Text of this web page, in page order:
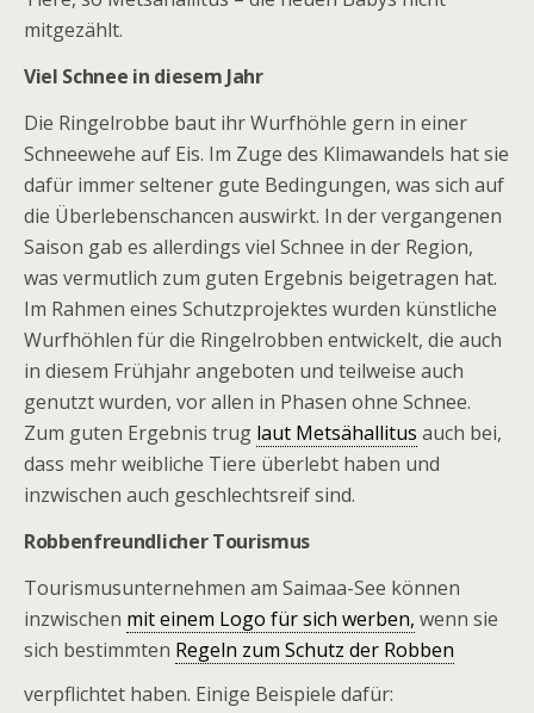
mitgezählt.
Viel Schnee in diesem Jahr
Die Ringelrobbe baut ihr Wurfhöhle gern in einer
Schneewehe auf Eis. Im Zuge des Klimawandels hat sie
dafür immer seltener gute Bedingungen, was sich auf
die Überlebenschancen auswirkt. In der vergangenen
Saison gab es allerdings viel Schnee in der Region,
was vermutlich zum guten Ergebnis beigetragen hat.
Im Rahmen eines Schutzprojektes wurden künstliche
Wurfhöhlen für die Ringelrobben entwickelt, die auch
in diesem Frühjahr angeboten und teilweise auch
genutzt wurden, vor allen in Phasen ohne Schnee.
Zum guten Ergebnis trug laut Metsähallitus auch bei,
dass mehr weibliche Tiere überlebt haben und
inzwischen auch geschlechtsreif sind.
Robbenfreundlicher Tourismus
Tourismusunternehmen am Saimaa-See können
inzwischen mit einem Logo für sich werben, wenn sie
sich bestimmten Regeln zum Schutz der Robben
verpflichtet haben. Einige Beispiele dafür: